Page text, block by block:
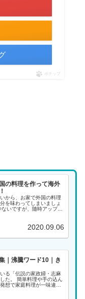
ポチップ
の料理を作って海外
から、お家で外国の料理
を味わってしまいましょ
いですが、随時アップし
2020.09.06
｜沸騰ワード10｜き
る「伝説の家政婦・志麻
た。 簡単料理や手の込ん
想で家庭料理が一味違っ